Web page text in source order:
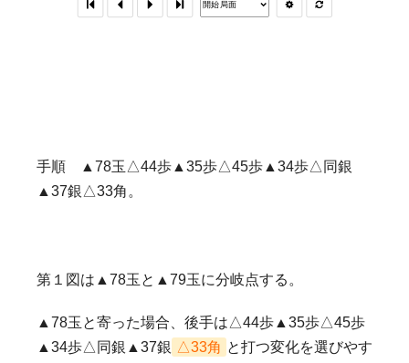
手順 ▲78玉△44歩▲35歩△45歩▲34歩△同銀
▲37銀△33角。
第１図は▲78玉と▲79玉に分岐点する。
▲78玉と寄った場合、後手は△44歩▲35歩△45歩
▲34歩△同銀▲37銀 △33角 と打つ変化を選びやす